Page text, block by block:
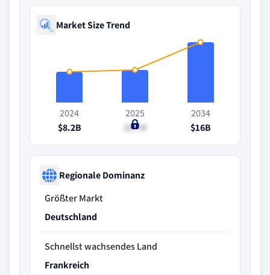
Market Size Trend
2024
$8.2B
2025
$8.7B
2034
$16B
Regionale Dominanz
Größter Markt
Deutschland
Schnellst wachsendes Land
Frankreich